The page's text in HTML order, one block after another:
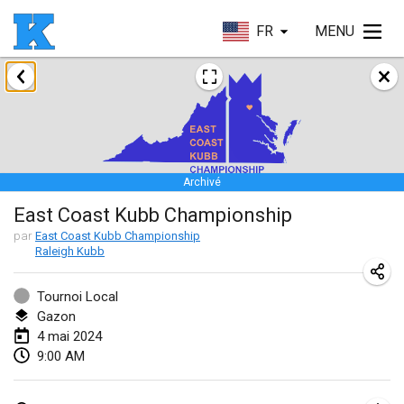
FR MENU
Archivé
East Coast Kubb Championship
par East Coast Kubb Championship
Raleigh Kubb
Tournoi Local
Gazon
4 mai 2024
9:00 AM
janvier 2024
Kubbezen Indoor Kubb Tornooi
20 janv. 2024| Belgique
Lake Superior Ice Festival Kubb Tournament
27 janv. 2024 |États-Unis
Winterkubb
28 janv. 2024|Belgique
mars 2024
KUBB-o-LOCO tornooi